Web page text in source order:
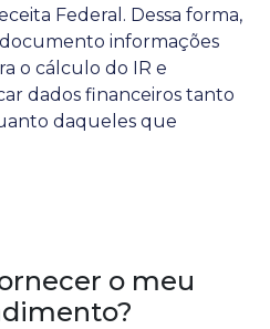
Federal. Dessa forma,
informações
o cálculo do IR e
dados financeiros tanto
daqueles que
o meu